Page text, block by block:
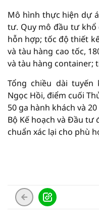
Mô hình thực hiện dự
tư. Quy mô đầu tư khổ
hỗn hợp; tốc độ thiết
và tàu hàng cao tốc,
và tàu hàng container;
Tổng chiều dài tuyến
Ngọc Hồi, điểm cuối
50 ga hành khách và
Bộ Kế hoạch và Đầu tư
chuẩn xác lại cho phù